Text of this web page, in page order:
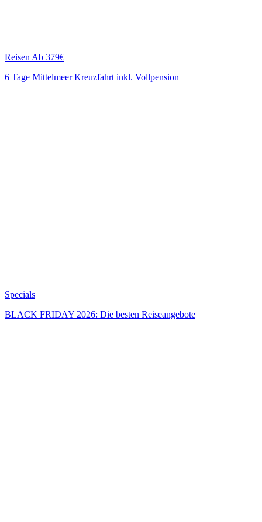
Reisen Ab 379€
6 Tage Mittelmeer Kreuzfahrt inkl. Vollpension
Specials
BLACK FRIDAY 2026: Die besten Reiseangebote